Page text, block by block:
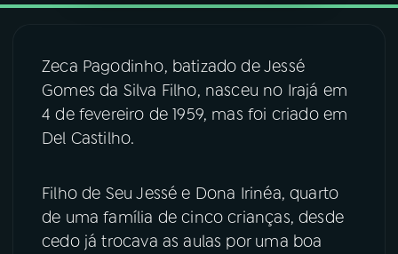
06VIDEOCASTS
07ÚLTIMAS
YouTube Facebook
Zeca Pagodinho, batizado de Jessé
Gomes da Silva Filho, nasceu no Irajá em
4 de fevereiro de 1959, mas foi criado em
Del Castilho.
Filho de Seu Jessé e Dona Irinéa, quarto
de uma família de cinco crianças, desde
cedo já trocava as aulas por uma boa